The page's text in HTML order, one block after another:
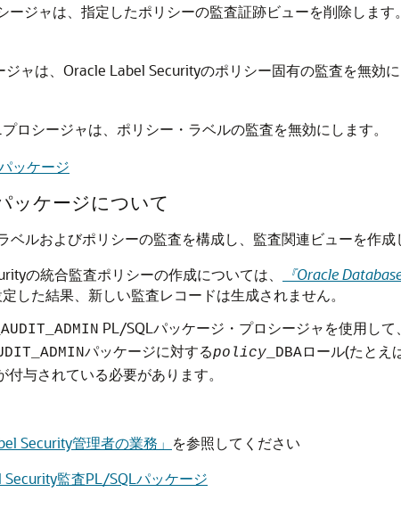
ージャは、指定したポリシーの監査証跡ビューを削除します。
ジャは、Oracle Label Securityのポリシー固有の監査を無効に
プロシージャは、ポリシー・ラベルの監査を無効にします。
ッケージ
ッケージについて
ベルおよびポリシーの監査を構成し、監査関連ビューを作成
の統合監査ポリシーの作成については、
『Oracle
した結果、新しい監査レコードは生成されません。
PL/SQLパッケージ・プロシージャを使用し
パッケージに対するpolicy _DBAロール(たとえ
付与されている必要があります。
Security管理者の業務」 を参照してください
監査PL/SQLパッケージ